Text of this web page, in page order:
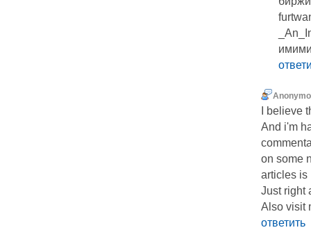
I believe
And i'm
on some
articles is
Just right
Also visit
ответить